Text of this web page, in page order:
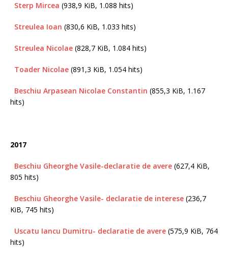
Sterp Mircea (938,9 KiB, 1.088 hits)
Streulea Ioan (830,6 KiB, 1.033 hits)
Streulea Nicolae (828,7 KiB, 1.084 hits)
Toader Nicolae (891,3 KiB, 1.054 hits)
Beschiu Arpasean Nicolae Constantin (855,3 KiB, 1.167
hits)
2017
Beschiu Gheorghe Vasile-declaratie de avere (627,4 KiB,
805 hits)
Beschiu Gheorghe Vasile- declaratie de interese (236,7
KiB, 745 hits)
Uscatu Iancu Dumitru- declaratie de avere (575,9 KiB, 764
hits)